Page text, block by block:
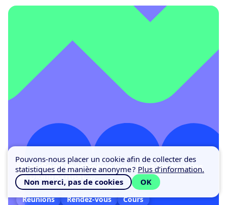
SuperSaaS fonctionne pour tous les besoins
de planification. …
Réunions Rendez-vous Cours
Pouvons-nous placer un cookie afin de collecter des
statistiques de manière anonyme ? Plus d’information.
Non merci, pas de cookies
OK